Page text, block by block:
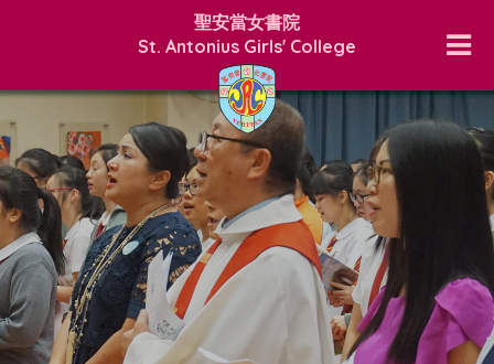
聖安當女書院
St. Antonius Girls' College